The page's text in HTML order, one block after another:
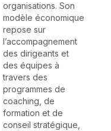
organisations. Son
modèle économique
repose sur
l’accompagnement
des dirigeants et
des équipes à
travers des
programmes de
coaching, de
formation et de
conseil stratégique,